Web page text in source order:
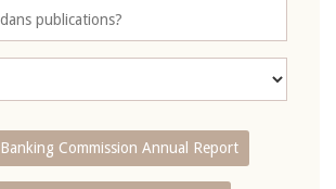
Banking Commission Annual Report